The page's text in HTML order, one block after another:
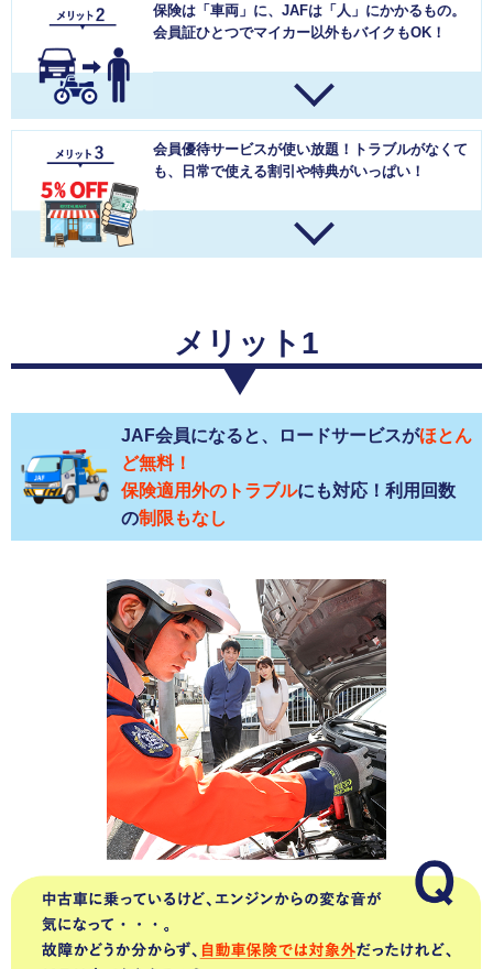
保険は「車両」に、JAFは「人」にかかるもの。
会員証ひとつでマイカー以外もバイクもOK！
会員優待サービスが使い放題！
トラブルがなくて
も、日常で使える割引や特典がいっぱい！
メリット1
JAF会員になると、ロードサービスがほとん
ど無料！
保険適用外のトラブルにも対応！利用回数
の制限もなし